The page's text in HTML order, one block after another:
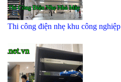
Thi công điện nhẹ khu công nghiệp